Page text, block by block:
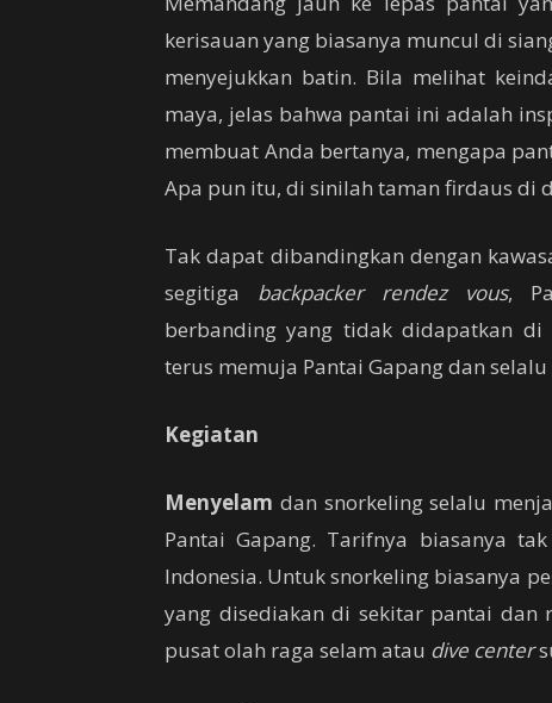
kerisauan yang biasanya muncul di
menyejukkan batin. Bila melihat
maya, jelas bahwa pantai ini adalah
membuat Anda bertanya, mengapa
Apa pun itu, di sinilah taman firdaus di
Tak dapat dibandingkan dengan
segitiga backpacker rendez vous,
berbanding yang tidak didapatkan di
terus memuja Pantai Gapang dan
Kegiatan
Menyelam dan snorkeling selalu
Pantai Gapang. Tarifnya biasanya
Indonesia. Untuk snorkeling biasanya
yang disediakan di sekitar pantai dan
pusat olah raga selam atau dive center